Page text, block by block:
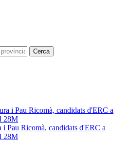
Cerca
i Pau Ricomà, candidats d'ERC a
28M